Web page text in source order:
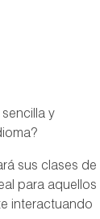
y
sus clases de
para aquellos
interactuando